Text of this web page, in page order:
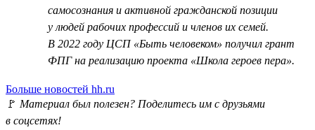
самосознания и активной гражданской позиции
у людей рабочих профессий и членов их семей.
В 2022 году ЦСП «Быть человеком» получил грант
ФПГ на реализацию проекта «Школа героев пера».
Больше новостей hh.ru
🚩 Материал был полезен? Поделитесь им с друзьями
в соцсетях!